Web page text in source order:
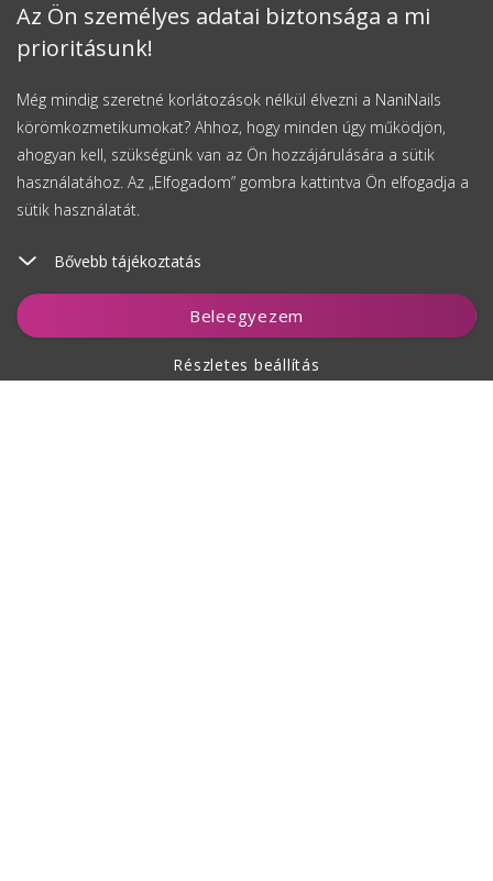
Az Ön személyes adatai biztonsága a mi
prioritásunk!
Még mindig szeretné korlátozások nélkül élvezni a NaniNails
körömkozmetikumokat? Ahhoz, hogy minden úgy működjön,
ahogyan kell, szükségünk van az Ön hozzájárulására a sütik
használatához. Az „Elfogadom” gombra kattintva Ön elfogadja a
sütik használatát.
Bővebb tájékoztatás
Beleegyezem
Részletes beállítás
Kosárhoz ad